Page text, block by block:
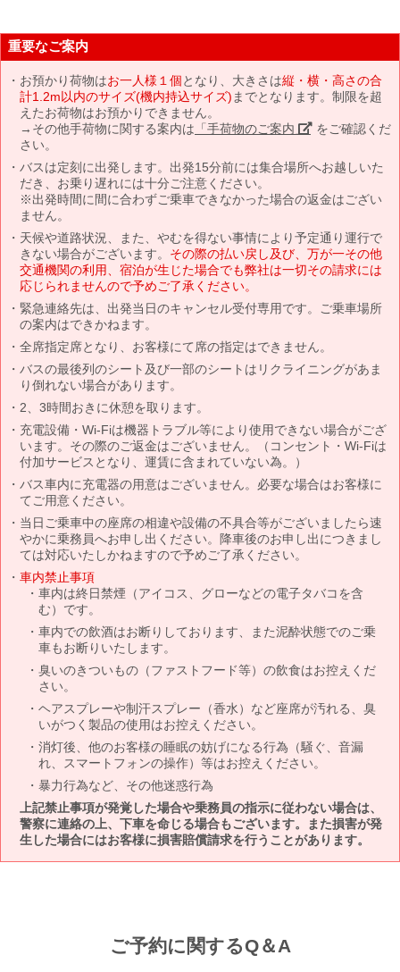
重要なご案内
お預かり荷物はお一人様１個となり、大きさは縦・横・高さの合
計1.2m以内のサイズ(機内持込サイズ) までとなります。制限を超
えたお荷物はお預かりできません。
→その他手荷物に関する案内は 「手荷物のご案内」 をご確認くだ
さい。
バスは定刻に出発します。出発15分前には集合場所へお越しいた
だき、お乗り遅れには十分ご注意ください。
※出発時間に間に合わずご乗車できなかった場合の返金はござい
ません。
天候や道路状況、また、やむを得ない事情により予定通り運行で
きない場合がございます。 その際の払い戻し及び、万が一その他
交通機関の利用、宿泊が生じた場合でも弊社は一切その請求には
応じられませんので予めご了承ください。
緊急連絡先は、出発当日のキャンセル受付専用です。ご乗車場所
の案内はできかねます。
全席指定席となり、お客様にて席の指定はできません。
バスの最後列のシート及び一部のシートはリクライニングがあま
り倒れない場合があります。
2、3時間おきに休憩を取ります。
充電設備・Wi-Fiは機器トラブル等により使用できない場合がござ
います。その際のご返金はございません。（コンセント・Wi-Fiは
付加サービスとなり、運賃に含まれていない為。）
バス車内に充電器の用意はございません。必要な場合はお客様に
てご用意ください。
当日ご乗車中の座席の相違や設備の不具合等がございましたら速
やかに乗務員へお申し出ください。降車後のお申し出につきまし
ては対応いたしかねますので予めご了承ください。
車内禁止事項
車内は終日禁煙（アイコス、グローなどの電子タバコを含
む）です。
車内での飲酒はお断りしております、また泥酔状態でのご乗
車もお断りいたします。
臭いのきついもの（ファストフード等）の飲食はお控えくだ
さい。
ヘアスプレーや制汗スプレー（香水）など座席が汚れる、臭
いがつく製品の使用はお控えください。
消灯後、他のお客様の睡眠の妨げになる行為（騒ぐ、音漏
れ、スマートフォンの操作）等はお控えください。
暴力行為など、その他迷惑行為
上記禁止事項が発覚した場合や乗務員の指示に従わない場合は、
警察に連絡の上、下車を命じる場合もございます。また損害が発
生した場合にはお客様に損害賠償請求を行うことがあります。
ご予約に関するQ＆A